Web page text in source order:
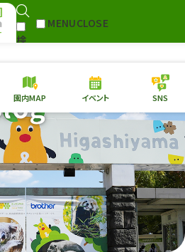
検
MENUCLOSE
本日の開園情報 チケ
園内MAP イベント
総合案内
動物園 植物園
再生プラン
東山動植物園
への支援
園内MAP イベント SNS